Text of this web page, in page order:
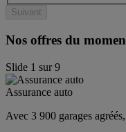
Suivant
Nos offres du
Slide 1 sur9
Assurance auto
Avec 3 900 garages